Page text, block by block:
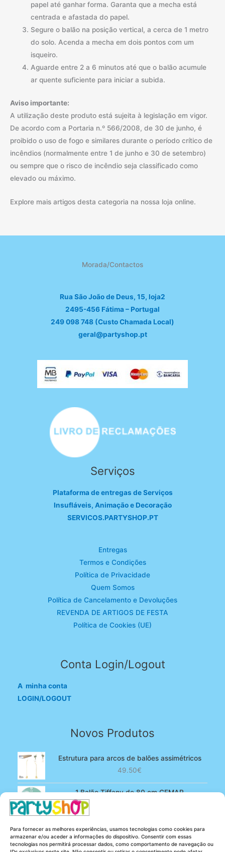
Para fornecer as melhores experiências, usamos tecnologias como cookies para
armazenar e/ou aceder a informações do dispositivo. Consentir com essas
tecnologias nos permitirá processar dados, como comportamento de navegação ou
papel até ganhar forma. Garanta que a mecha está
centrada e afastada do papel.
Segure o balão na posição vertical, a cerca de 1 metro
do solo. Acenda a mecha em dois pontos com um
isqueiro.
Aguarde entre 2 a 6 minutos até que o balão acumule
ar quente suficiente para iniciar a subida.
Aviso importante:
A utilização deste produto está sujeita à legislação em vigor.
De acordo com a Portaria n.º 566/2008, de 30 de junho, é
proibido o uso de fogo e similares durante o período crítico de
incêndios (normalmente entre 1 de junho e 30 de setembro)
ou sempre que o risco de incêndio seja classificado como
elevado ou máximo.
Explore mais artigos desta categoria na nossa loja online.
Morada/Contactos
Rua São João de Deus, 15, loja2
2495-456 Fátima – Portugal
249 098 748 (Custo Chamada Local)
geral@partyshop.pt
Serviços
Plataforma de entregas de Serviços
Insufláveis, Animação e Decoração
SERVICOS.PARTYSHOP.PT
Entregas
Termos e Condições
Política de Privacidade
Quem Somos
Política de Cancelamento e Devoluções
REVENDA DE ARTIGOS DE FESTA
Política de Cookies (UE)
Conta Login/Logout
A minha conta
LOGIN/LOGOUT
Novos Produtos
Estrutura para arcos de balões assimétricos
49.50€
1 Balão Tiffany de 80 cm GEMAR
era:
4.90€.
é:
3.80€.
100 Balões Rosa bebé de 13 cm GEMAR -
Powder pink
5.25€ O4.20€O